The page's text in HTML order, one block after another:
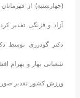
(چهارشنبه) از
آزاد و فرنگی تقدیر
دکتر گودرزی توسط
شعبانی بهار و بهرام
ورزش کشور تقدیر